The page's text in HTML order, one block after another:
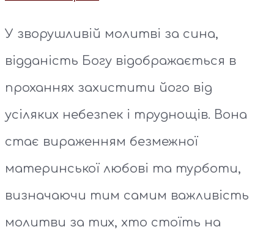
У зворушливій молитві за сина,
відданість Богу відображається в
проханнях захистити його від
усіляких небезпек і труднощів. Вона
стає вираженням безмежної
материнської любові та турботи,
визначаючи тим самим важливість
молитви за тих, хто стоїть на